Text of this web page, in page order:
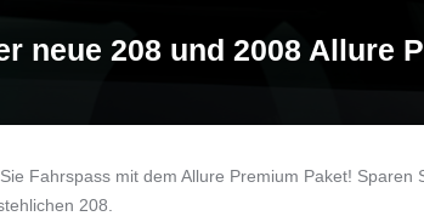
neue 208 und 2008 Allure
Fahrspass mit dem Allure Premium Paket!
208.